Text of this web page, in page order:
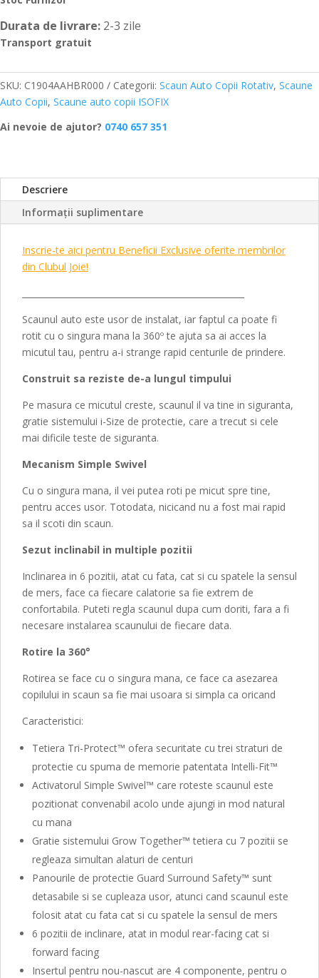
Durata de livrare: 2-3 zile
Transport gratuit
SKU: C1904AAHBR000 Categorii: Scaun Auto Copii Rotativ, Scaune
Auto Copii, Scaune auto copii ISOFIX
Ai nevoie de ajutor? 0740 657 351
Descriere
Informații suplimentare
Inscrie-te aici pentru Beneficii Exclusive oferite membrilor
din Clubul Joie!
Scaunul auto este usor de instalat, iar faptul ca poate fi
rotit cu o singura mana la 360º te ajuta sa ai acces la
micutul tau, pentru a-i strange rapid centurile de prindere.
Construit sa reziste de-a lungul timpului
Pe masura ce micutul creste, scaunul il va tine in siguranta,
gratie sistemului i-Size de protectie, care a trecut si cele
mai dificile teste de siguranta.
Mecanism Simple Swivel
Cu o singura mana, il vei putea roti pe micut spre tine,
pentru acces usor. Totodata, nicicand nu a fost mai rapid
sa il scoti din scaun.
Sezut inclinabil in multiple pozitii
Inclinarea in 6 pozitii, atat cu fata, cat si cu spatele la sensul
de mers, face ca fiecare calatorie sa fie extrem de
confortabila. Puteti regla scaunul dupa cum doriti, fara a fi
necesare instalarea scaunului de fiecare data.
Rotire la 360°
Rotirea se face cu o singura mana, ce face ca asezarea
copilului in scaun sa fie mai usoara si simpla ca oricand
Caracteristici:
Tetiera Tri-Protect™ ofera securitate cu trei straturi de
protectie cu spuma de memorie patentata Intelli-Fit™
Activatorul Simple Swivel™ care roteste scaunul este
pozitionat convenabil acolo unde ajungi in mod natural
cu mana
Gratie sistemului Grow Together™ tetiera cu 7 pozitii se
regleaza simultan alaturi de centuri
Panourile de protectie Guard Surround Safety™ sunt
detasabile si se cupleaza usor, atunci cand scaunul este
folosit atat cu fata cat si cu spatele la sensul de mers
6 pozitii de inclinare, atat in modul rear-facing cat si
forward facing
Insertul pentru nou-nascut are 4 componente, pentru o